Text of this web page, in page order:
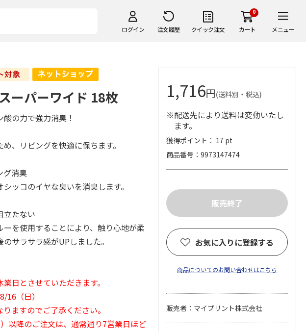
ログイン 注文履歴 クイック注文
0
カート メニュー
ーパーワイド 18枚
の力で強力消臭！
、リビングを快適に保ちます。
グ消臭
ッコのイヤな臭いを消臭します。
立たない
を使用することにより、触り心地が柔
サラサラ感がUPしました。
日とさせていただきます。
16（日）
ますのでご了承ください。
以降のご注文は、通常通り7営業日ほど
1,716円(送料別・税込)
※配送先により送料は変動いたし
ます。
獲得ポイント： 17 pt
商品番号
9973147474
お気に入りに登録する
商品についてのお問い合わせはこちら
販売者：マイプリント株式会社